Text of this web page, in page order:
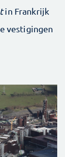
in Frankrijk
vestigingen